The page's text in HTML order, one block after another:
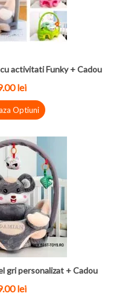
activitati Funky + Cadou
lei
Optiuni
gri personalizat + Cadou
lei